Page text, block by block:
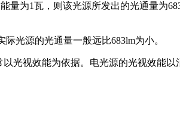
为1瓦，则该光源所发出的光通量为
光源的光通量一般远比683lm为小。
光视效能为依据。电光源的光视效能